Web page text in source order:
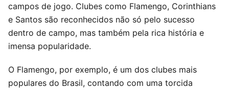
campos de jogo. Clubes como Flamengo, Corinthians
e Santos são reconhecidos não só pelo sucesso
dentro de campo, mas também pela rica história e
imensa popularidade.
O Flamengo, por exemplo, é um dos clubes mais
populares do Brasil, contando com uma torcida